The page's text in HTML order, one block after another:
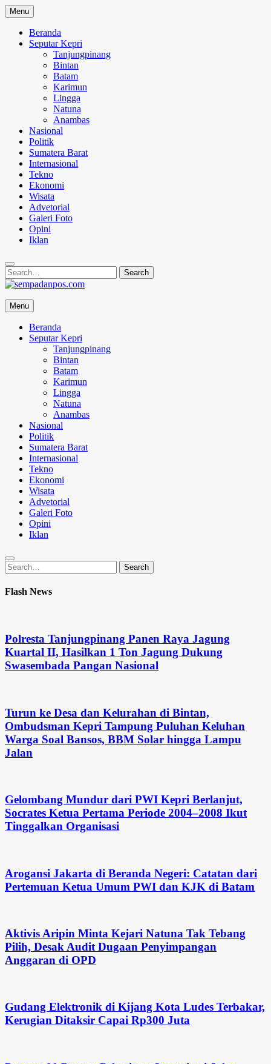
Skip
to
content
Menu
Beranda
Seputar Kepri
Tanjungpinang
Bintan
Batam
Karimun
Lingga
Natuna
Anambas
Nasional
Politik
Sumatera Barat
Internasional
Tekno
Ekonomi
Wisata
Advetorial
Galeri Foto
Opini
Iklan
Search
for:
Search
sempadanpos.com
Menyampaikan Berita Dengan Analisa
Menu
Beranda
Seputar Kepri
Tanjungpinang
Bintan
Batam
Karimun
Lingga
Natuna
Anambas
Nasional
Politik
Sumatera Barat
Internasional
Tekno
Ekonomi
Wisata
Advetorial
Galeri Foto
Opini
Iklan
Search
for:
Search
Flash News
Polresta Tanjungpinang Panen Raya Jagung
Kuartal II, Hasilkan 1 Ton Jagung Dukung
Swasembada Pangan Nasional
Turun ke Desa dan Kelurahan di Bintan,
Ombudsman Kepri Tampung Puluhan Keluhan
Warga Soal Bansos, BBM Solar hingga Lampu
Jalan
Gelombang Mundur dari PWI Kepri Berlanjut,
Socrates Ketua Pertama Periode 2004–2008 Ikut
Tinggalkan Organisasi
Arogansi Jakarta di Beranda Negeri: Catatan dari
Pertemuan Ketua Umum PWI dan KJK di Batam
Aktivis Aripin Minta Kejari Natuna Tak Tebang
Pilih, Desak Audit Dugaan Penyimpangan
Anggaran di OPD
Gudang Elektronik di Kijang Kota Ludes Terbakar,
Kerugian Ditaksir Capai Rp300 Juta